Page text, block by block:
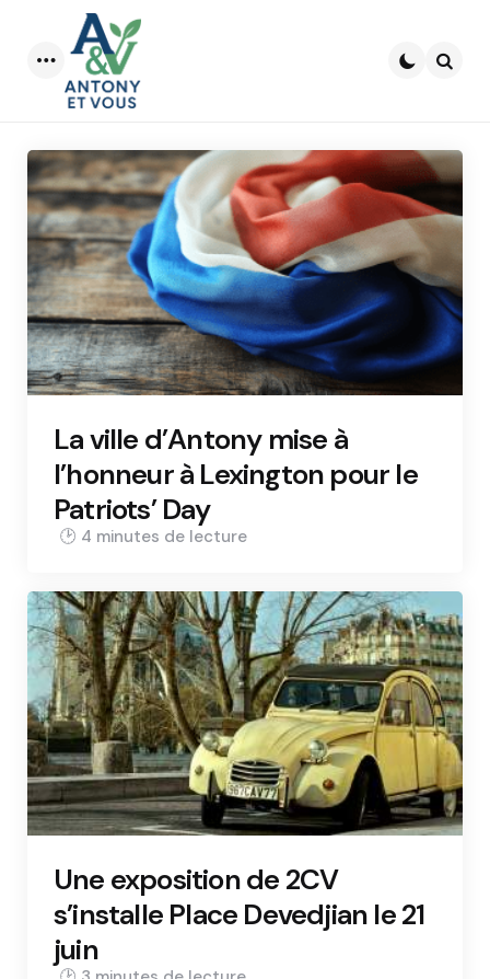
Menu
La ville d’Antony mise à
l’honneur à Lexington pour le
Patriots’ Day
4 min
Une exposition de 2CV
s’installe Place Devedjian le 21
juin